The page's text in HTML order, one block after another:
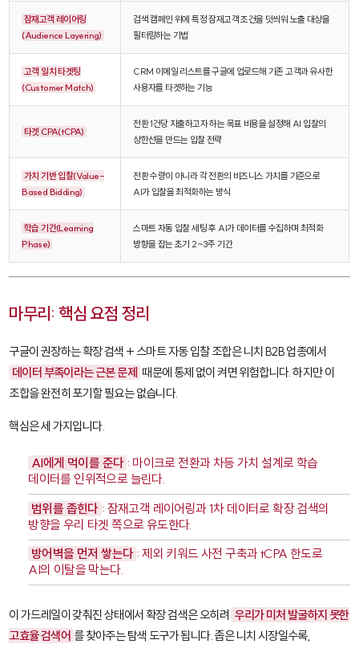
잠재고객 레이어링
(Audience Layering)
검색 캠페인 위에 특정 잠재고객 조건을 덧씌워 노출 대상을
필터링하는 기법
고객 일치 타겟팅
(Customer Match)
CRM 이메일 리스트를 구글에 업로드해 기존 고객과 유사한
사용자를 타겟하는 기능
타겟 CPA(tCPA)
전환 1건당 지출하고자 하는 목표 비용을 설정해 AI 입찰의
상한선을 만드는 입찰 전략
가치 기반 입찰(Value-
Based Bidding)
전환 수량이 아니라 각 전환의 비즈니스 가치를 기준으로
AI가 입찰을 최적화하는 방식
학습 기간(Learning
Phase)
스마트 자동 입찰 세팅 후 AI가 데이터를 수집하며 최적화
방향을 잡는 초기 2~3주 기간
마무리: 핵심 요점 정리
구글이 권장하는확장 검색 + 스마트 자동 입찰조합은 니치 B2B 업종에서
데이터 부족이라는 근본 문제 때문에 통제 없이 켜면 위험합니다. 하지만 이
조합을 완전히 포기할 필요는 없습니다.
핵심은 세 가지입니다.
AI에게 먹이를 준다 : 마이크로 전환과 차등 가치 설계로 학습
데이터를 인위적으로 늘린다.
범위를 좁힌다 : 잠재고객 레이어링과 1차 데이터로 확장 검색의
방향을 우리 타겟 쪽으로 유도한다.
방어벽을 먼저 쌓는다 : 제외 키워드 사전 구축과 tCPA 한도로
AI의 이탈을 막는다.
이 가드레일이 갖춰진 상태에서 확장 검색은 오히려 우리가 미처 발굴하지 못한
고효율 검색어 를 찾아주는 탐색 도구가 됩니다. 좁은 니치 시장일수록,